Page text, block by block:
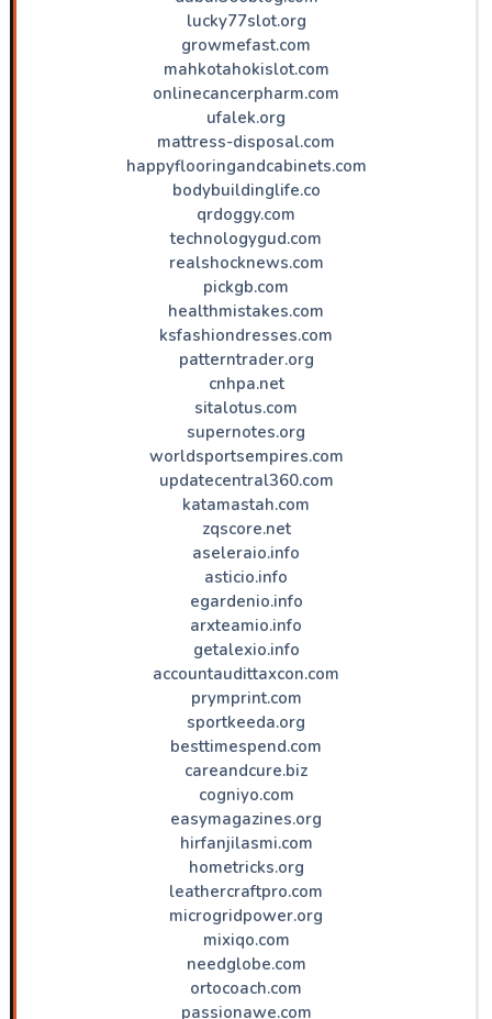
lucky77slot.org
growmefast.com
mahkotahokislot.com
onlinecancerpharm.com
ufalek.org
mattress-disposal.com
happyflooringandcabinets.com
bodybuildinglife.co
qrdoggy.com
technologygud.com
realshocknews.com
pickgb.com
healthmistakes.com
ksfashiondresses.com
patterntrader.org
cnhpa.net
sitalotus.com
supernotes.org
worldsportsempires.com
updatecentral360.com
katamastah.com
zqscore.net
aseleraio.info
asticio.info
egardenio.info
arxteamio.info
getalexio.info
accountaudittaxcon.com
prymprint.com
sportkeeda.org
besttimespend.com
careandcure.biz
cogniyo.com
easymagazines.org
hirfanjilasmi.com
hometricks.org
leathercraftpro.com
microgridpower.org
mixiqo.com
needglobe.com
ortocoach.com
passionawe.com